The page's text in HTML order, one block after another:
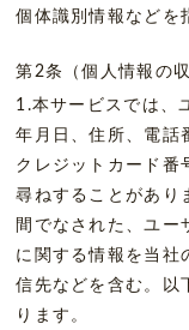
個体識別情報などを
第2条（個人情報の
1.本サービスでは、
年月日、住所、電話
クレジットカード番
尋ねすることがあり
間でなされた、ユー
に関する情報を当社
信先などを含む。以
ります。